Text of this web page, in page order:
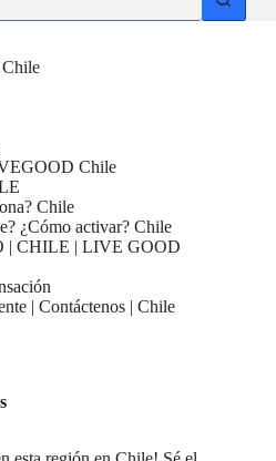
Chile
Chile
¿Cómo activar? Chile
| CHILE | LIVE GOOD
| Contáctenos | Chile